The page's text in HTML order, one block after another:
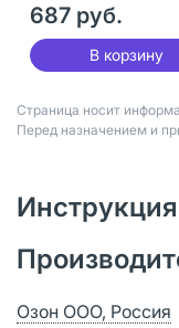
687 руб.
В корзину
Страница носит
Перед назначением и
Озон ООО, Россия